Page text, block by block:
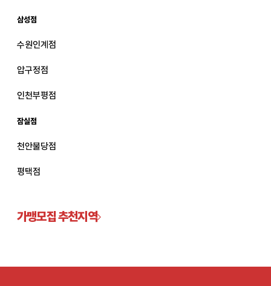
관악서울대입구점
광주상무점
광주첨단점
노원점
삼성점
수원인계점
압구정점
인천부평점
잠실점
천안불당점
평택점
가맹모집 추천지역